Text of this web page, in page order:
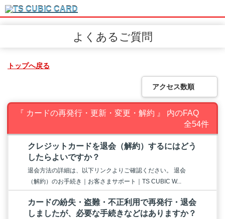
よくあるご質問
トップへ戻る
アクセス数順
『 カードの再発行・更新・変更・解約 』 内のFAQ
全54件
クレジットカードを退会（解約）するにはどう
したらよいですか？
退会方法の詳細は、以下リンクよりご確認ください。 退会
（解約）のお手続き｜お客さまサポート｜TS CUBIC W...
カードの紛失・盗難・不正利用で再発行・退会
しましたが、必要な手続きなどはありますか？